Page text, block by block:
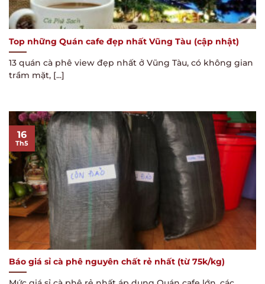
Top những Quán cafe đẹp nhất Vũng Tàu (cập nhật)
13 quán cà phê view đẹp nhất ở Vũng Tàu, có không gian
trầm mặt, [...]
Báo giá sỉ cà phê nguyên chất rẻ nhất (từ 75k/kg)
16
Th5